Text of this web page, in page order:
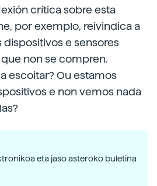
crítica sobre esta
por exemplo, reivindica a
dispositivos e sensores
non se compren.
escoitar? Ou estamos
e non vemos nada
eta jaso asteroko buletina